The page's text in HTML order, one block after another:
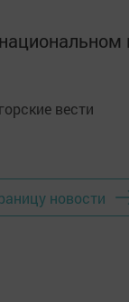
вести
новости